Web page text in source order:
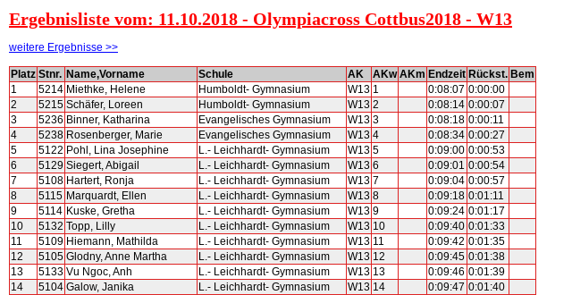
Ergebnisliste vom: 11.10.2018 - Olympiacross Cottbus2018 - W13
weitere Ergebnisse >>
Platz Stnr. Name,Vorname Schule AK AKw AKm Endzeit Rückst. Bem
1
5214 Miethke, Helene Humboldt- Gymnasium W13 1 0:08:07 0:00:00
2
5215 Schäfer, Loreen Humboldt- Gymnasium W13 2 0:08:14 0:00:07
3
5236 Binner, Katharina Evangelisches Gymnasium W13 3 0:08:18 0:00:11
4
5238 Rosenberger, Marie Evangelisches Gymnasium W13 4 0:08:34 0:00:27
5
5122 Pohl, Lina Josephine L.- Leichhardt- Gymnasium W13 5 0:09:00 0:00:53
6
5129 Siegert, Abigail L.- Leichhardt- Gymnasium W13 6 0:09:01 0:00:54
7
5108 Hartert, Ronja L.- Leichhardt- Gymnasium W13 7 0:09:04 0:00:57
8
5115 Marquardt, Ellen L.- Leichhardt- Gymnasium W13 8 0:09:18 0:01:11
9
5114 Kuske, Gretha L.- Leichhardt- Gymnasium W13 9 0:09:24 0:01:17
10
5132 Topp, Lilly L.- Leichhardt- Gymnasium W13 10 0:09:40 0:01:33
11
5109 Hiemann, Mathilda L.- Leichhardt- Gymnasium W13 11 0:09:42 0:01:35
12
5105 Glodny, Anne Martha L.- Leichhardt- Gymnasium W13 12 0:09:45 0:01:38
13
5133 Vu Ngoc, Anh L.- Leichhardt- Gymnasium W13 13 0:09:46 0:01:39
14
5104 Galow, Janika L.- Leichhardt- Gymnasium W13 14 0:09:47 0:01:40